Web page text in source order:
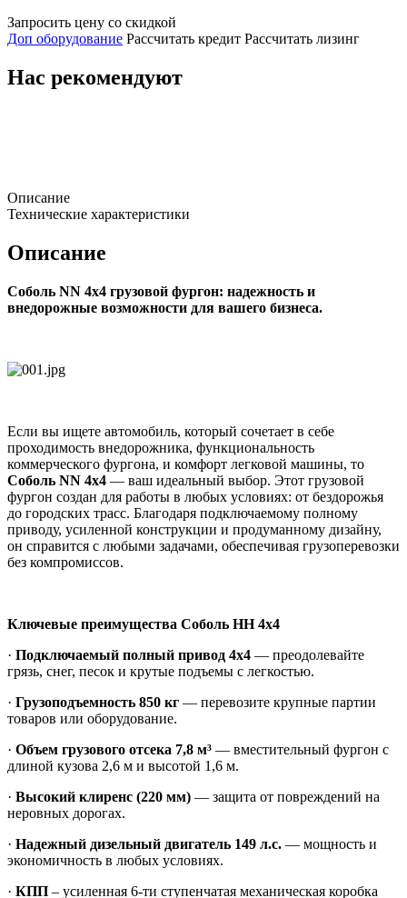
Запросить цену со скидкой
Доп оборудование Рассчитать кредит Рассчитать лизинг
Нас рекомендуют
Описание
Технические характеристики
Описание
Соболь NN 4х4 грузовой фургон: надежность и
внедорожные возможности для вашего бизнеса.
Если вы ищете автомобиль, который сочетает в себе
проходимость внедорожника, функциональность
коммерческого фургона, и комфорт легковой машины, то
Соболь NN 4х4 — ваш идеальный выбор. Этот грузовой
фургон создан для работы в любых условиях: от бездорожья
до городских трасс. Благодаря подключаемому полному
приводу, усиленной конструкции и продуманному дизайну,
он справится с любыми задачами, обеспечивая грузоперевозки
без компромиссов.
Ключевые преимущества Соболь НН 4х4
· Подключаемый полный привод 4х4 — преодолевайте
грязь, снег, песок и крутые подъемы с легкостью.
· Грузоподъемность 850 кг — перевозите крупные партии
товаров или оборудование.
· Объем грузового отсека 7,8 м³ — вместительный фургон с
длиной кузова 2,6 м и высотой 1,6 м.
· Высокий клиренс (220 мм) — защита от повреждений на
неровных дорогах.
· Надежный дизельный двигатель 149 л.с. — мощность и
экономичность в любых условиях.
· КПП – усиленная 6-ти ступенчатая механическая коробка